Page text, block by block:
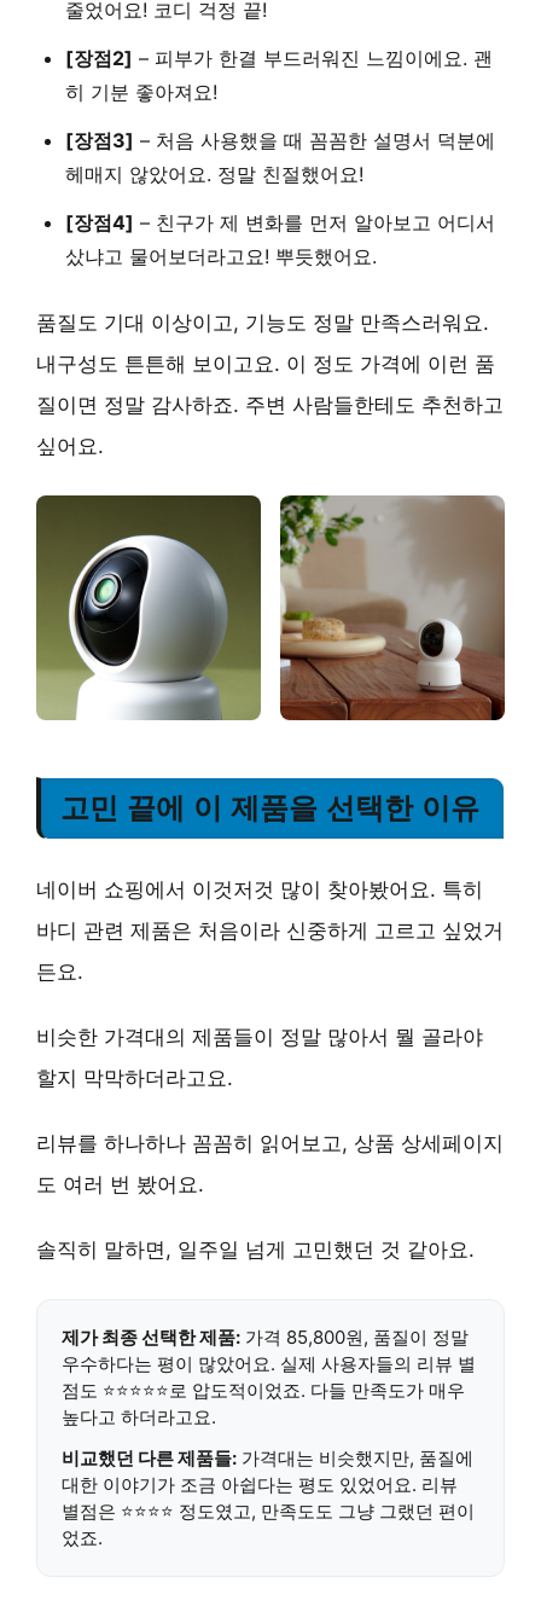
줄었어요! 코디 걱정 끝!
[장점2] – 피부가 한결 부드러워진 느낌이에요. 괜
히 기분 좋아져요!
[장점3] – 처음 사용했을 때 꼼꼼한 설명서 덕분에
헤매지 않았어요. 정말 친절했어요!
[장점4] – 친구가 제 변화를 먼저 알아보고 어디서
샀냐고 물어보더라고요! 뿌듯했어요.
품질도 기대 이상이고, 기능도 정말 만족스러워요.
내구성도 튼튼해 보이고요. 이 정도 가격에 이런 품
질이면 정말 감사하죠. 주변 사람들한테도 추천하고
싶어요.
고민 끝에 이 제품을 선택한 이유
네이버 쇼핑에서 이것저것 많이 찾아봤어요. 특히
바디 관련 제품은 처음이라 신중하게 고르고 싶었거
든요.
비슷한 가격대의 제품들이 정말 많아서 뭘 골라야
할지 막막하더라고요.
리뷰를 하나하나 꼼꼼히 읽어보고, 상품 상세페이지
도 여러 번 봤어요.
솔직히 말하면, 일주일 넘게 고민했던 것 같아요.
제가 최종 선택한 제품: 가격 85,800원, 품질이 정말
우수하다는 평이 많았어요. 실제 사용자들의 리뷰 별
점도 ⭐⭐⭐⭐⭐로 압도적이었죠. 다들 만족도가 매우
높다고 하더라고요.
비교했던 다른 제품들: 가격대는 비슷했지만, 품질에
대한 이야기가 조금 아쉽다는 평 도 있었어요. 리뷰
별점은 ⭐⭐⭐⭐ 정도였고, 만족도도 그냥 그랬던 편이
었죠.